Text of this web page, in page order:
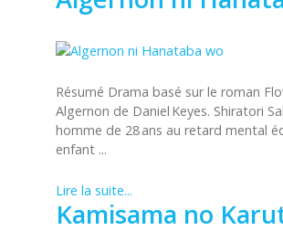
Résumé Drama basé sur le roman
Algernon de Daniel Keyes. Shiratori
homme de 28 ans au retard mental
enfant ...
Lire la suite...
Kamisama no